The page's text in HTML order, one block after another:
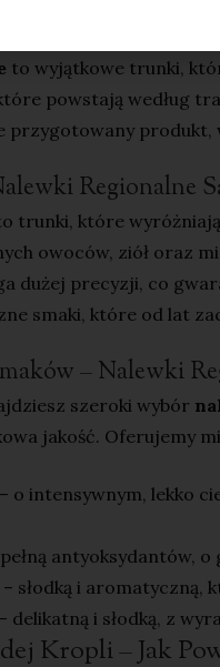
to wyjątkowe trunki,
powstają według
przygotowany
Regionalne
trunki, które
owoców, ziół oraz
dużej precyzji, co
smaki, które od lat
– Nalewki
szeroki wybór
jakość. Oferujemy
– o intensywnym, lekko
antyoksydantów, o
– słodką i aromatyczną,
– delikatną i słodką, z
Kropli – Jak